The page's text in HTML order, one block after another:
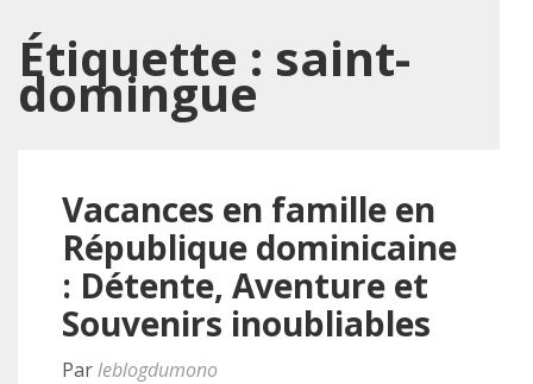
Étiquette : saint-
domingue
Vacances en famille en
République dominicaine
: Détente, Aventure et
Souvenirs inoubliables
Parleblogdumono